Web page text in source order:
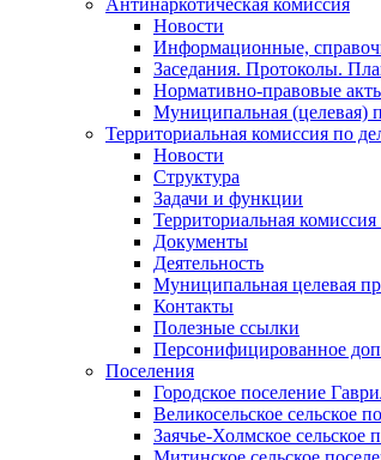
Антинаркотическая комиссия
Новости
Информационные,
Заседания. Протоколы.
Нормативно-правовые
Муниципальная (целевая)
Территориальная комиссия по
Новости
Структура
Задачи и функции
Территориальная
Документы
Деятельность
Муниципальная целевая
Контакты
Полезные ссылки
Персонифицированное
Поселения
Городское поселение
Великосельское сельское
Заячье-Холмское сельское